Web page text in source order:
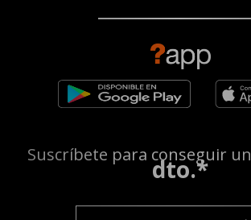
Suscríbete para conseguir un
dto.*